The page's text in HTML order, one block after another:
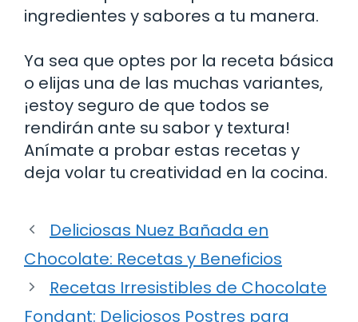
ingredientes y sabores a tu manera.
Ya sea que optes por la receta básica
o elijas una de las muchas variantes,
¡estoy seguro de que todos se
rendirán ante su sabor y textura!
Anímate a probar estas recetas y
deja volar tu creatividad en la cocina.
Deliciosas Nuez Bañada en
Chocolate: Recetas y Beneficios
Recetas Irresistibles de Chocolate
Fondant: Deliciosos Postres para